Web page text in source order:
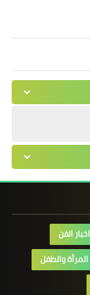
اخبار الفن
المرأة والطفل